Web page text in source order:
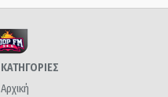
ΚΑΤΗΓΟΡΙΕΣ
Αρχική